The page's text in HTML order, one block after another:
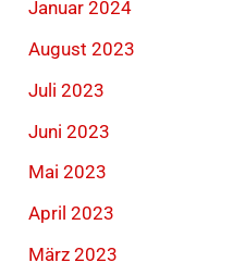
Januar 2024
August 2023
Juli 2023
Juni 2023
Mai 2023
April 2023
März 2023